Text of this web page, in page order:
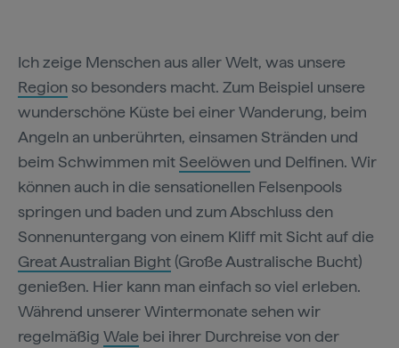
Ich zeige Menschen aus aller Welt, was unsere
Regionso besonders macht. Zum Beispiel unsere
wunderschöne Küste bei einer Wanderung, beim
Angeln an unberührten, einsamen Stränden und
beim Schwimmen mitSeelöwen und Delfinen. Wir
können auch in die sensationellen Felsenpools
springen und baden und zum Abschluss den
Sonnenuntergang von einem Kliff mit Sicht auf die
Great Australian Bight (Große Australische Bucht)
genießen. Hier kann man einfach so viel erleben.
Während unserer Wintermonate sehen wir
regelmäßig Wale bei ihrer Durchreise von der